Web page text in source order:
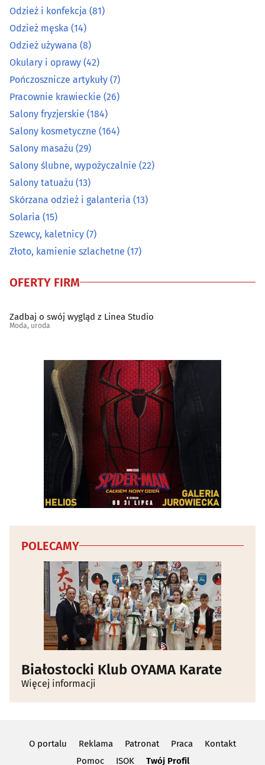
Salony kosmetyczne(164)
Salony masażu(29)
Salony ślubne, wypożyczalnie
Salony tatuażu (13)
Skórzana odzież i galanteria
Solaria (15)
Szewcy, kaletnicy (7)
Złoto, kamienie szlachetne
Odzież i konfekcja (81)
Odzież męska (14)
Odzież używana (8)
Okulary i oprawy (42)
Pończosznicze artykuły (7)
Pracownie krawieckie (26)
Salony fryzjerskie (184)
Salony kosmetyczne (164)
Salony masażu (29)
Salony ślubne, wypożyczalnie (22)
Salony tatuażu (13)
Skórzana odzież i galanteria (13)
Solaria (15)
Szewcy, kaletnicy (7)
Złoto, kamienie szlachetne (17)
OFERTY FIRM
Zadbaj o swój wygląd z Linea Studio
Moda, uroda
POLECAMY
Białostocki Klub OYAMA Karate
Więcej informacji
O portalu Reklama Patronat Praca
Kontakt
Pomoc
ISOK Twój Profil